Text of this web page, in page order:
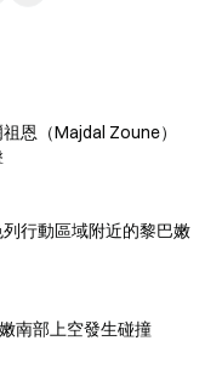
恩（Majdal Zoune）
行動區域附近的黎巴嫩
南部上空發生碰撞